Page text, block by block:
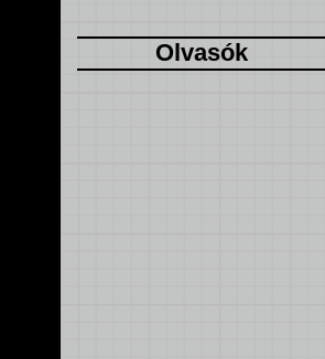
Olvasók